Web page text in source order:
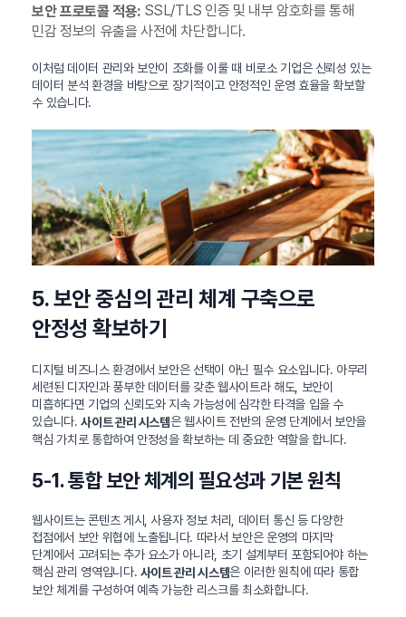
보안 프로토콜 적용:SSL/TLS 인증 및 내부 암호화를 통해
민감 정보의 유출을 사전에 차단합니다.
이처럼 데이터 관리와 보안이 조화를 이룰 때 비로소 기업은 신뢰성 있는
데이터 분석 환경을 바탕으로 장기적이고 안정적인 운영 효율을 확보할
수 있습니다.
5. 보안 중심의 관리 체계 구축으로
안정성 확보하기
디지털 비즈니스 환경에서 보안은 선택이 아닌 필수 요소입니다. 아무리
세련된 디자인과 풍부한 데이터를 갖춘 웹사이트라 해도, 보안이
미흡하다면 기업의 신뢰도와 지속 가능성에 심각한 타격을 입을 수
있습니다.사이트 관리 시스템은 웹사이트 전반의 운영 단계에서 보안을
핵심 가치로 통합하여 안정성을 확보하는 데 중요한 역할을 합니다.
5-1. 통합 보안 체계의 필요성과 기본 원칙
웹사이트는 콘텐츠 게시, 사용자 정보 처리, 데이터 통신 등 다양한
접점에서 보안 위협에 노출됩니다. 따라서 보안은 운영의 마지막
단계에서 고려되는 추가 요소가 아니라, 초기 설계부터 포함되어야 하는
핵심 관리 영역입니다. 사이트 관리 시스템은 이러한 원칙에 따라 통합
보안 체계를 구성하여 예측 가능한 리스크를 최소화합니다.